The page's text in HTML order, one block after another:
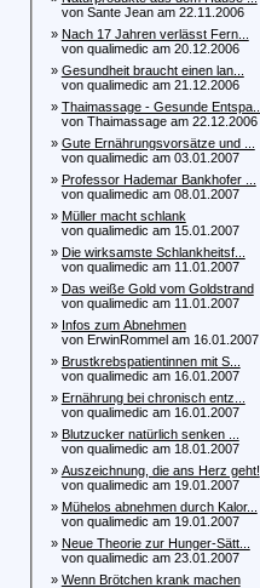
von Sante Jean am 22.11.2006
» Nach 17 Jahren verlässt Fern...
von qualimedic am 20.12.2006
» Gesundheit braucht einen lan...
von qualimedic am 21.12.2006
» Thaimassage - Gesunde Entspa...
von Thaimassage am 22.12.2006
» Gute Ernährungsvorsätze und ...
von qualimedic am 03.01.2007
» Professor Hademar Bankhofer ...
von qualimedic am 08.01.2007
» Müller macht schlank
von qualimedic am 15.01.2007
» Die wirksamste Schlankheitsf...
von qualimedic am 11.01.2007
» Das weiße Gold vom Goldstrand
von qualimedic am 11.01.2007
» Infos zum Abnehmen
von ErwinRommel am 16.01.2007
» Brustkrebspatientinnen mit S...
von qualimedic am 16.01.2007
» Ernährung bei chronisch entz...
von qualimedic am 16.01.2007
» Blutzucker natürlich senken ...
von qualimedic am 18.01.2007
» Auszeichnung, die ans Herz geht!
von qualimedic am 19.01.2007
» Mühelos abnehmen durch Kalor...
von qualimedic am 19.01.2007
» Neue Theorie zur Hunger-Sätt...
von qualimedic am 23.01.2007
» Wenn Brötchen krank machen